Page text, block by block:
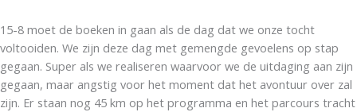
15-8 moet de boeken in gaan als de dag dat we onze tocht
voltooiden. We zijn deze dag met gemengde gevoelens op stap
gegaan. Super als we realiseren waarvoor we de uitdaging aan zijn
gegaan, maar angstig voor het moment dat het avontuur over zal
zijn. Er staan nog 45 km op het programma en het parcours tracht